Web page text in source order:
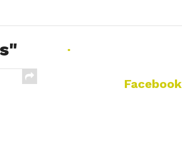
.
Facebook